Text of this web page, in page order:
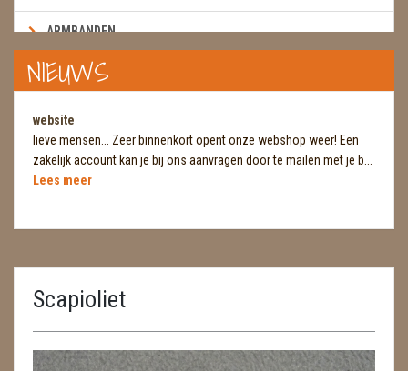
ARMBANDEN
BOEKEN & KAARTEN E.A.R.T.H.
BROEKZAKSTENEN
CADEAUBONNEN
DIERTJES
DIVERSE
ENGELEN
NIEUWS
website
lieve mensen... Zeer binnenkort opent onze webshop weer! Een
zakelijk account kan je bij ons aanvragen door te mailen met je b...
Lees meer
Scapioliet